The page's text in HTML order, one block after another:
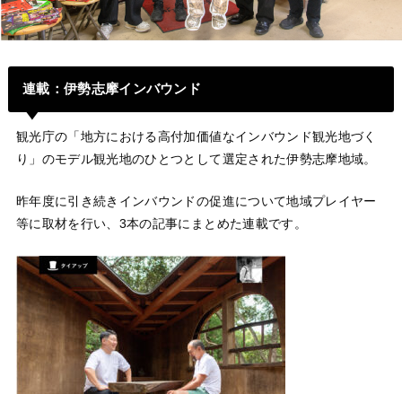
連載：伊勢志摩インバウンド
観光庁の「地方における高付加価値なインバウンド観光地づく
り」のモデル観光地のひとつとして選定された伊勢志摩地域。
昨年度に引き続きインバウンドの促進について地域プレイヤー
等に取材を行い、3本の記事にまとめた連載です。